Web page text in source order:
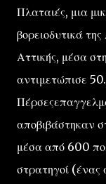
Πλαταιές, μια
βορειοδυτικά
Αττικής, μέσα
αντιμετώπισε
αποβιβάστηκαν
μέσα από 600
στρατηγοί (ένας